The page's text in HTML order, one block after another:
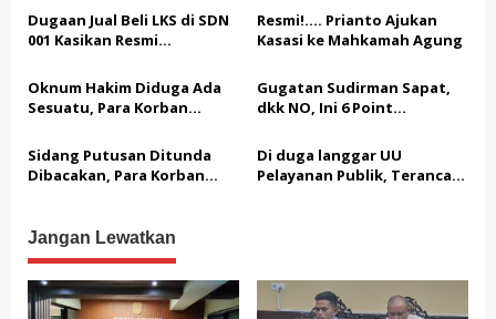
o
Miliar Ditelaah
Peruntukannya
Hukum
Dugaan Jual Beli LKS di SDN
001 Kasikan Resmi
Kampar, Pemred – Pimum
Metroterkini.id Desak Usut
Kasus Ini
Resmi!…. Prianto Ajukan
Kasasi ke Mahkamah Agung
Oknum Hakim Diduga Ada
Sesuatu, Para Korban
ketua Jak – Sel, Ke MA, KY,
DPR Komisi III dan KPK
Gugatan Sudirman Sapat,
dkk NO, Ini 6 Point
Majelis PTUN
Sidang Putusan Ditunda
Dibacakan, Para Korban
Di duga langgar UU
Pelayanan Publik, Terancam
Jangan Lewatkan